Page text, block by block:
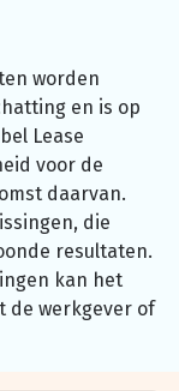
worden
en is op
Lease
voor de
daarvan.
die
resultaten.
kan het
de werkgever of